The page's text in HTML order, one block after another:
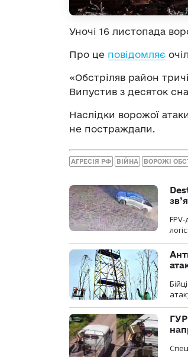
Уночі 16 листопада
Про це повідомляє
«Обстріляв район
Випустив з десяток
Наслідки ворожої
не постраждали.
АГРЕСІЯ РФ ВІЙНА ВОРОЖІ
ГУР